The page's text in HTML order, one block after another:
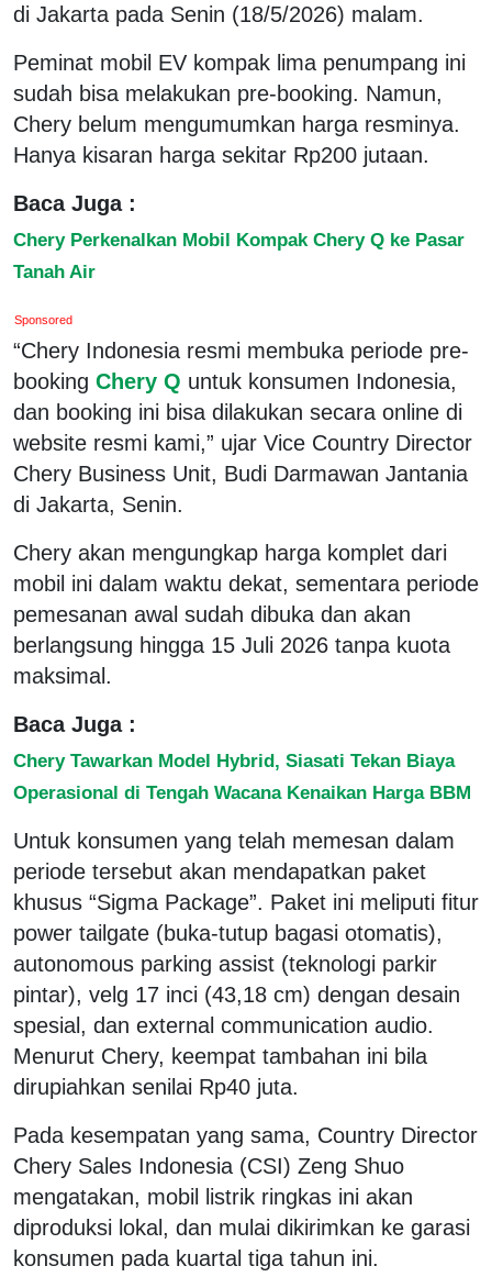
di Jakarta pada Senin (18/5/2026) malam.
Peminat mobil EV kompak lima penumpang ini
sudah bisa melakukan pre-booking. Namun,
Chery belum mengumumkan harga resminya.
Hanya kisaran harga sekitar Rp200 jutaan.
Baca Juga :
Chery Perkenalkan Mobil Kompak Chery Q ke Pasar
Tanah Air
Sponsored
“Chery Indonesia resmi membuka periode pre-
booking Chery Q untuk konsumen Indonesia,
dan booking ini bisa dilakukan secara online di
website resmi kami,” ujar Vice Country Director
Chery Business Unit, Budi Darmawan Jantania
di Jakarta, Senin.
Chery akan mengungkap harga komplet dari
mobil ini dalam waktu dekat, sementara periode
pemesanan awal sudah dibuka dan akan
berlangsung hingga 15 Juli 2026 tanpa kuota
maksimal.
Baca Juga :
Chery Tawarkan Model Hybrid, Siasati Tekan Biaya
Operasional di Tengah Wacana Kenaikan Harga BBM
Untuk konsumen yang telah memesan dalam
periode tersebut akan mendapatkan paket
khusus “Sigma Package”. Paket ini meliputi fitur
power tailgate (buka-tutup bagasi otomatis),
autonomous parking assist (teknologi parkir
pintar), velg 17 inci (43,18 cm) dengan desain
spesial, dan external communication audio.
Menurut Chery, keempat tambahan ini bila
dirupiahkan senilai Rp40 juta.
Pada kesempatan yang sama, Country Director
Chery Sales Indonesia (CSI) Zeng Shuo
mengatakan, mobil listrik ringkas ini akan
diproduksi lokal, dan mulai dikirimkan ke garasi
konsumen pada kuartal tiga tahun ini.